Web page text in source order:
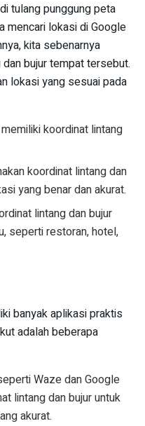
tulang punggung peta
mencari lokasi di Google
kita sebenarnya
bujur tempat tersebut.
lokasi yang sesuai pada
koordinat lintang
koordinat lintang dan
yang benar dan akurat.
lintang dan bujur
seperti restoran, hotel,
banyak aplikasi praktis
adalah beberapa
Waze dan Google
lintang dan bujur untuk
akurat.